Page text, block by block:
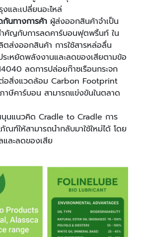
และเปลี่ยนอะไหล่
นทางการค้า ผู้ส่งออกสินค้าจำเป็น
คัญกับการลดคาร์บอนฟุตพริ้นท์ ใน
ตส่งออกสินค้า การใช้สารหล่อลื่น
ะหยัดพลังงานและลดของเสียตามข้อ
ลดการปล่อยก๊าซเรือนกระจก
ต่อสิ่งแวดล้อม Carbon Footprint
าษีคาร์บอน สามารถแข่งขันในตลาด
นแนวคิด Cradle to Cradle การ
ฑ์ให้สามารถนำกลับมาใช้ใหม่ได้ โดย
และลดของเสีย